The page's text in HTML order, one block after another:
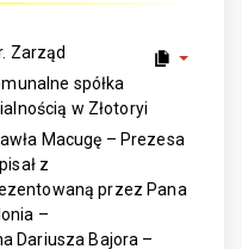
Zarząd
spółka
w Złotoryi
Macugę – Prezesa
z
przez Pana
–
Dariusza Bajora –